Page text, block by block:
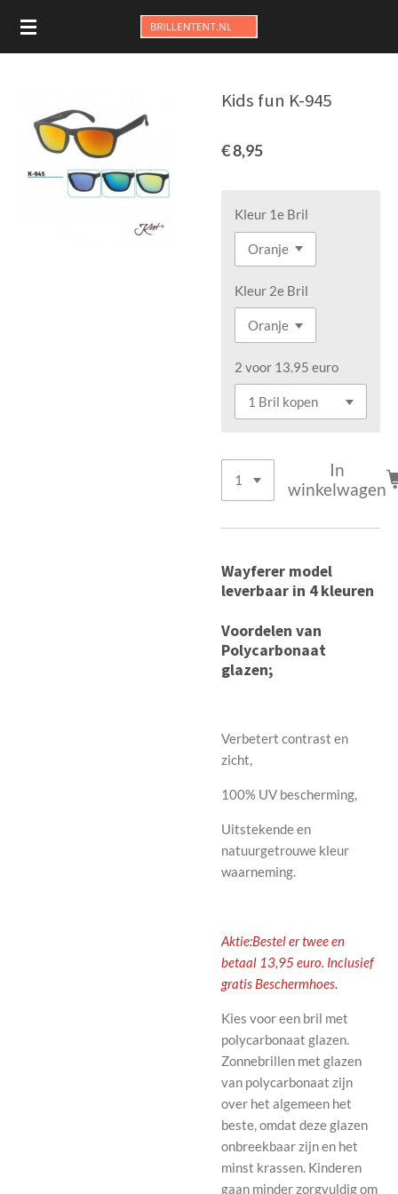
Ga
direct
Kids fun K-945
€ 8,95
Kleur 1e Bril
Kleur 2e Bril
2 voor 13.95 euro
In
winkelwagen
Wayferer model
leverbaar in 4 kleuren
Voordelen van
Polycarbonaat
glazen;
Verbetert contrast en
zicht,
100% UV bescherming,
Uitstekende en
natuurgetrouwe kleur
waarneming.
Aktie:Bestel er twee en
betaal 13,95 euro. Inclusief
gratis Beschermhoes.
Kies voor een bril met
polycarbonaat glazen.
Zonnebrillen met glazen
van polycarbonaat zijn
over het algemeen het
beste, omdat deze glazen
onbreekbaar zijn en het
minst krassen. Kinderen
gaan minder zorgvuldig om